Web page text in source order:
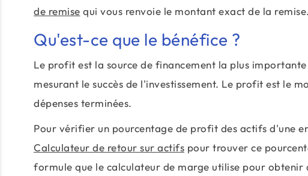
de remise qui vous renvoie le montant exact de la remise.
Qu'est-ce que le bénéfice ?
Le profit est la source de financement la plus
mesurant le succès de l'investissement. Le profit est le
dépenses terminées.
Pour vérifier un pourcentage de profit des actifs d'une
Calculateur de retour sur actifs pour trouver ce
formule que le calculateur de marge utilise pour obtenir